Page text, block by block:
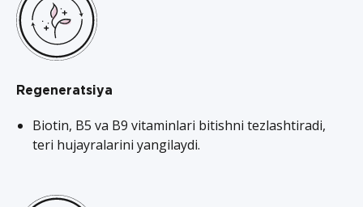
Regeneratsiya
Biotin, B5 va B9 vitaminlari bitishni tezlashtiradi,
teri hujayralarini yangilaydi.